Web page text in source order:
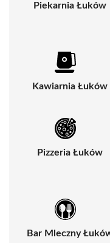
Piekarnia Łuków
Kawiarnia Łuków
Pizzeria Łuków
Bar Mleczny